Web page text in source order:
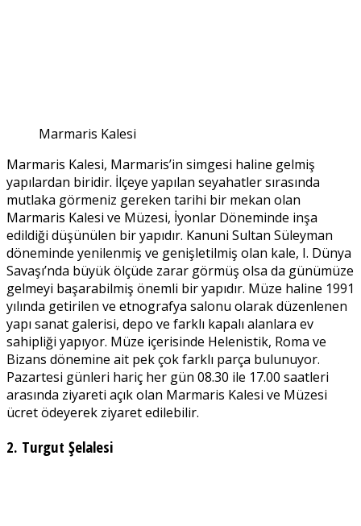
Marmaris Kalesi
Marmaris Kalesi, Marmaris’in simgesi haline gelmiş
yapılardan biridir. İlçeye yapılan seyahatler sırasında
mutlaka görmeniz gereken tarihi bir mekan olan
Marmaris Kalesi ve Müzesi, İyonlar Döneminde inşa
edildiği düşünülen bir yapıdır. Kanuni Sultan Süleyman
döneminde yenilenmiş ve genişletilmiş olan kale, I. Dünya
Savaşı’nda büyük ölçüde zarar görmüş olsa da günümüze
gelmeyi başarabilmiş önemli bir yapıdır. Müze haline 1991
yılında getirilen ve etnografya salonu olarak düzenlenen
yapı sanat galerisi, depo ve farklı kapalı alanlara ev
sahipliği yapıyor. Müze içerisinde Helenistik, Roma ve
Bizans dönemine ait pek çok farklı parça bulunuyor.
Pazartesi günleri hariç her gün 08.30 ile 17.00 saatleri
arasında ziyareti açık olan Marmaris Kalesi ve Müzesi
ücret ödeyerek ziyaret edilebilir.
2. Turgut Şelalesi